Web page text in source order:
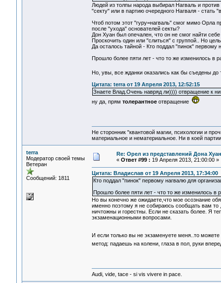
Людей из толпы народа выбирал Нагваль и
"секту" или в партию очередного Нагваля - стать
Чтоб потом этот "гуру=нагваль" смог мимо Орла
после "ухода" основателей секты?
Дон Хуан был опечален, что он не смог найти
Проскочить один или "слиться" с группой.. Но
Да осталось тайной - Кто поддал "пинок" первому
Прошло более пяти лет - что то же изменилось в
Но, увы, все жданки оказались как бы съедены
Цитата: terra от 19 Апреля 2013, 12:52:15
Знаете Влад.Очень навряд ли)))) отвращение к
ну да, прям толерантное отвращение
Не сторонник "квантовой магии, психологии и
материальное и нематериальное. Ни в коей
terra
Модератор своей темы
Ветеран
Сообщений: 1811
Re: Орел из представлений Дона
« Ответ #99 : 19 Апреля 2013, 21:00:00 »
Цитата: Владислав от 19 Апреля 2013, 17:34:00
Кто поддал "пинок" первому нагвалю для
Прошло более пяти лет - что то же изменилось
Но вы конечно же ожидаете,что мое осознание
именно поэтому я не собираюсь сообщать вам
ничтожны и горестны. Если не сказать более. Я
экзаменационными вопросами.
И если только вы не экзаменуете меня..то
метод: падаешь на колени, глаза в пол, руки
Audi, vide, tace - si vis vivere in pace.